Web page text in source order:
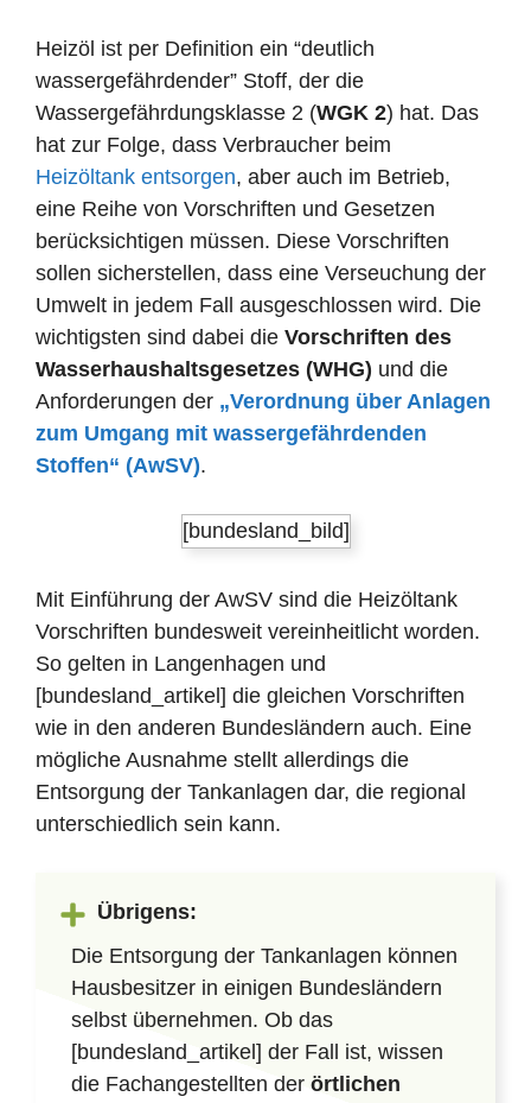
Heizöl ist per Definition ein “deutlich
wassergefährdender” Stoff, der die
Wassergefährdungsklasse 2 (WGK 2) hat. Das
hat zur Folge, dass Verbraucher beim
Heizöltank entsorgen, aber auch im Betrieb,
eine Reihe von Vorschriften und Gesetzen
berücksichtigen müssen. Diese Vorschriften
sollen sicherstellen, dass eine Verseuchung der
Umwelt in jedem Fall ausgeschlossen wird. Die
wichtigsten sind dabei die Vorschriften des
Wasserhaushaltsgesetzes (WHG) und die
Anforderungen der „Verordnung über Anlagen
zum Umgang mit wassergefährdenden
Stoffen“ (AwSV).
[bundesland_bild]
Mit Einführung der AwSV sind die Heizöltank
Vorschriften bundesweit vereinheitlicht worden.
So gelten in Langenhagen und
[bundesland_artikel] die gleichen Vorschriften
wie in den anderen Bundesländern auch. Eine
mögliche Ausnahme stellt allerdings die
Entsorgung der Tankanlagen dar, die regional
unterschiedlich sein kann.
Übrigens:
Die Entsorgung der Tankanlagen können
Hausbesitzer in einigen Bundesländern
selbst übernehmen. Ob das
[bundesland_artikel] der Fall ist, wissen
die Fachangestellten der örtlichen